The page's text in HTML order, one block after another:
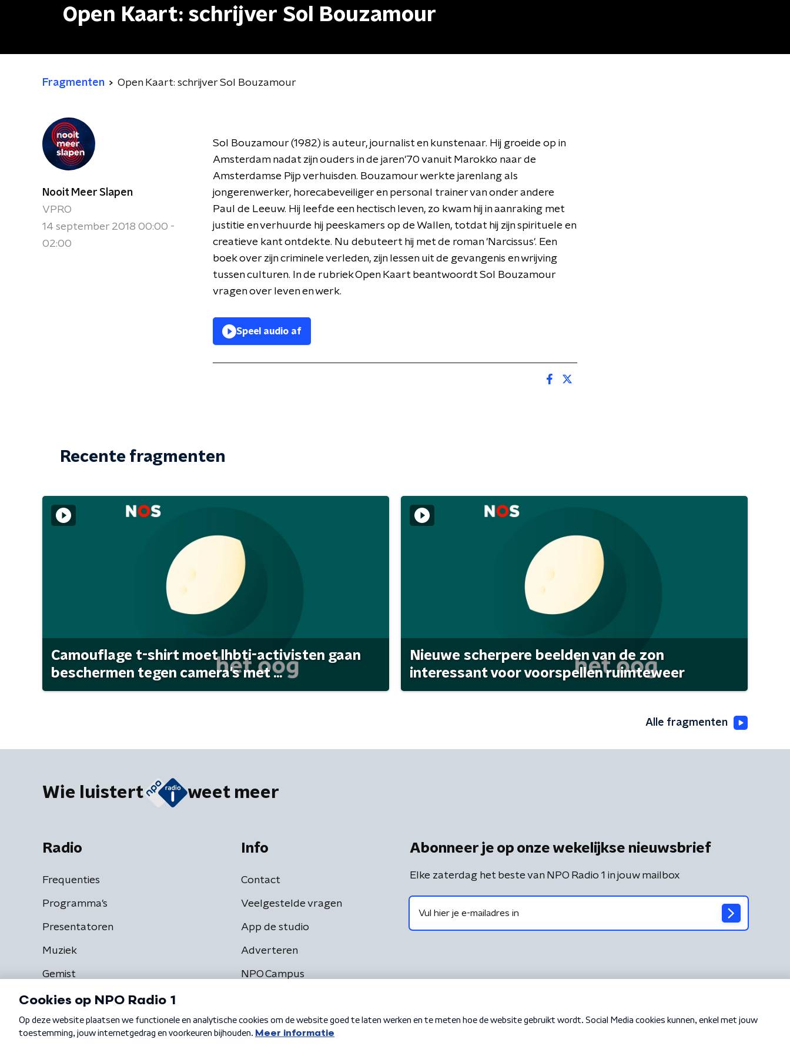
Open Kaart: schrijver Sol Bouzamour
Fragmenten Open Kaart: schrijver Sol Bouzamour
Nooit Meer Slapen
VPRO
14 september 2018 00:00 -
02:00
Sol Bouzamour (1982) is auteur, journalist en kunstenaar. Hij groeide op in
Amsterdam nadat zijn ouders in de jaren'70 vanuit Marokko naar de
Amsterdamse Pijp verhuisden. Bouzamour werkte jarenlang als
jongerenwerker, horecabeveiliger en personal trainer van onder andere
Paul de Leeuw. Hij leefde een hectisch leven, zo kwam hij in aanraking met
justitie en verhuurde hij peeskamers op de Wallen, totdat hij zijn spirituele en
creatieve kant ontdekte. Nu debuteert hij met de roman 'Narcissus'. Een
boek over zijn criminele verleden, zijn lessen uit de gevangenis en wrijving
tussen culturen. In de rubriek Open Kaart beantwoordt Sol Bouzamour
vragen over leven en werk.
Speel audio af
Recente fragmenten
Camouflage t-shirt moet lhbti-activisten gaan
beschermen tegen camera's met ...
Nieuwe scherpere beelden van de zon
interessant voor voorspellen ruimteweer
Alle fragmenten
Wie luistert weet meer
Radio
Frequenties
Programma's
Presentatoren
Muziek
Gemist
Info
Contact
Veelgestelde vragen
App de studio
Adverteren
NPO Campus
Abonneer je op onze wekelijkse nieuwsbrief
Elke zaterdag het beste van NPO Radio 1 in jouw mailbox
Algemene voorwaarden Privacybeleid